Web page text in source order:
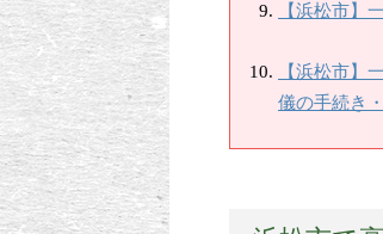
【浜松市】
【浜松市】
儀の手続き